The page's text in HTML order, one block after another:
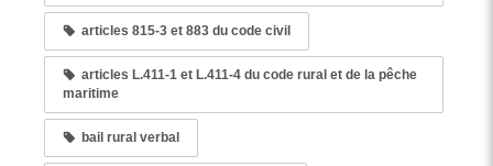
articles 815-3 et 883 du code civil
articles L.411-1 et L.411-4 du code rural et de la pêche
maritime
bail rural verbal